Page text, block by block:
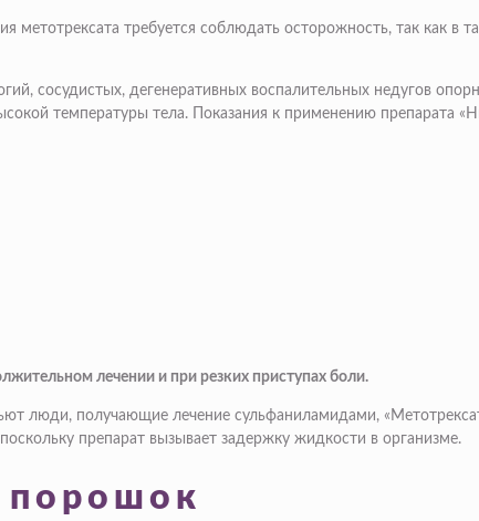
требуется соблюдать осторожность, так как в
сосудистых, дегенеративных воспалительных недугов
температуры тела. Показания к применению препарата
лечении и при резких приступах боли.
люди, получающие лечение сульфаниламидами,
препарат вызывает задержку жидкости в организме.
порошок